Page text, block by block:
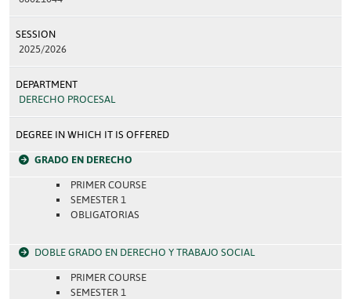
SESSION
2025/2026
DEPARTMENT
DERECHO PROCESAL
DEGREE IN WHICH IT IS OFFERED
GRADO EN DERECHO
PRIMER COURSE
SEMESTER 1
OBLIGATORIAS
DOBLE GRADO EN DERECHO Y TRABAJO SOCIAL
PRIMER COURSE
SEMESTER 1